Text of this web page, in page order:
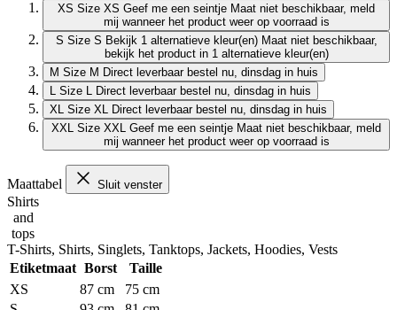
XS Size XS Geef me een seintje Maat niet beschikbaar, meld
mij wanneer het product weer op voorraad is
S Size S Bekijk 1 alternatieve kleur(en) Maat niet beschikbaar,
bekijk het product in 1 alternatieve kleur(en)
M Size M Direct leverbaar bestel nu, dinsdag in huis
Size L Direct leverbaar bestel nu, dinsdag in huis
XL
Size XL Direct leverbaar bestel nu, dinsdag in huis
XXL
Size XXL Geef me een seintje Maat niet beschikbaar, meld
mij wanneer het product weer op voorraad is
Maattabel Sluit venster
Shirts
and
tops
T-Shirts, Shirts, Singlets, Tanktops, Jackets, Hoodies, Vests
Etiketmaat Borst
Taille
XS
87 cm
75 cm